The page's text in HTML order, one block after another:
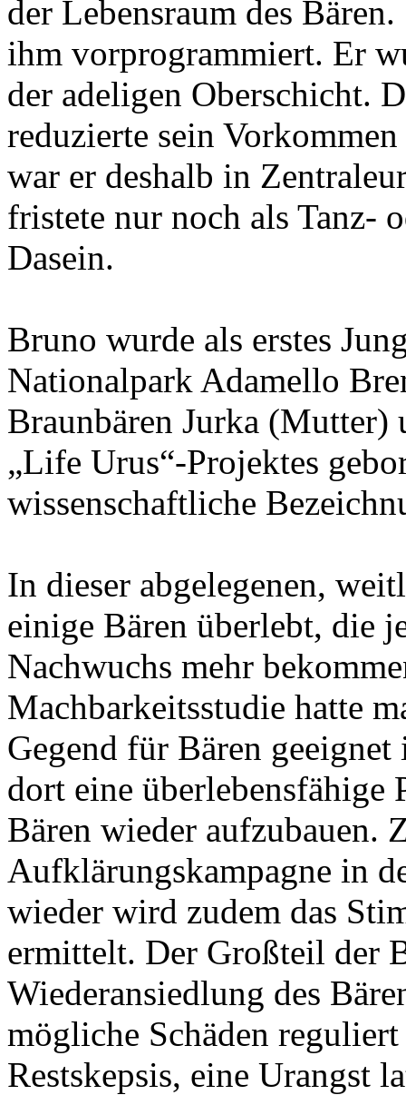
der Lebensraum des
ihm vorprogrammiert. Er
der adeligen Oberschicht.
reduzierte sein
war er deshalb in
fristete nur noch als Tanz-
Dasein.
Bruno wurde als erstes
Nationalpark Adamello
Braunbären Jurka (Mutter)
„Life Urus“-Projektes
wissenschaftliche
In dieser abgelegenen,
einige Bären überlebt, die
Nachwuchs mehr
Machbarkeitsstudie hatte
Gegend für Bären
dort eine überlebensfähige
Bären wieder aufzubauen.
Aufklärungskampagne in
wieder wird zudem das
ermittelt. Der Großteil der
Wiederansiedlung des
mögliche Schäden
Restskepsis, eine Urangst